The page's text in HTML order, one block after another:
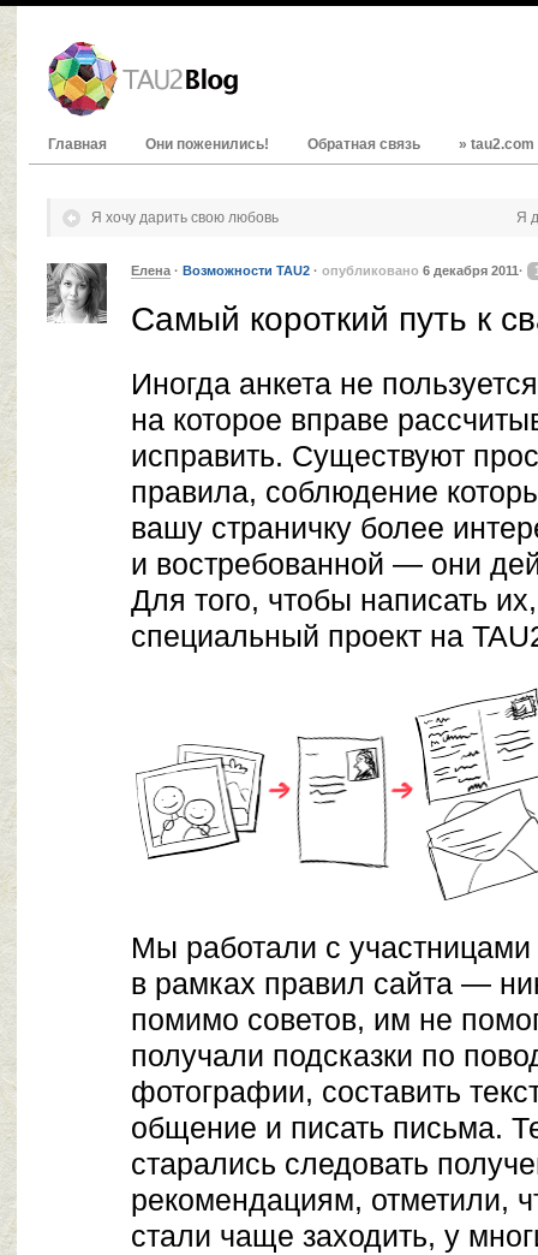
Главная Они поженились! Обратная связь » tau2.com
Я хочу дарить свою любовь Я
Елена · Возможности TAU2 · опубликовано 6 декабря 2011·
Самый короткий путь к
Иногда анкета не
на которое вправе
исправить. Существуют
правила, соблюдение
вашу страничку более
и востребованной — они
Для того, чтобы написать
специальный проект на
Мы работали с участницами
в рамках правил сайта —
помимо советов, им не
получали подсказки по
фотографии, составить
общение и писать письма.
старались следовать
рекомендациям, отметили,
стали чаще заходить, у